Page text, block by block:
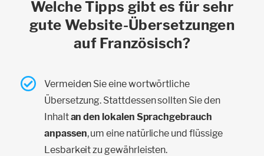
Welche Tipps gibt es für sehr
gute Website-Übersetzungen
auf Französisch?
Vermeiden Sie eine wortwörtliche
Übersetzung. Stattdessen sollten Sie den
Inhaltan den lokalen Sprachgebrauch
anpassen, um eine natürliche und flüssige
Lesbarkeit zu gewährleisten.